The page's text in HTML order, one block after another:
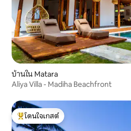
บ้านใน Matara
Aliya Villa - Madiha Beachfront
โดนใจเกสต์ที่สุด
โดนใจเกสต์